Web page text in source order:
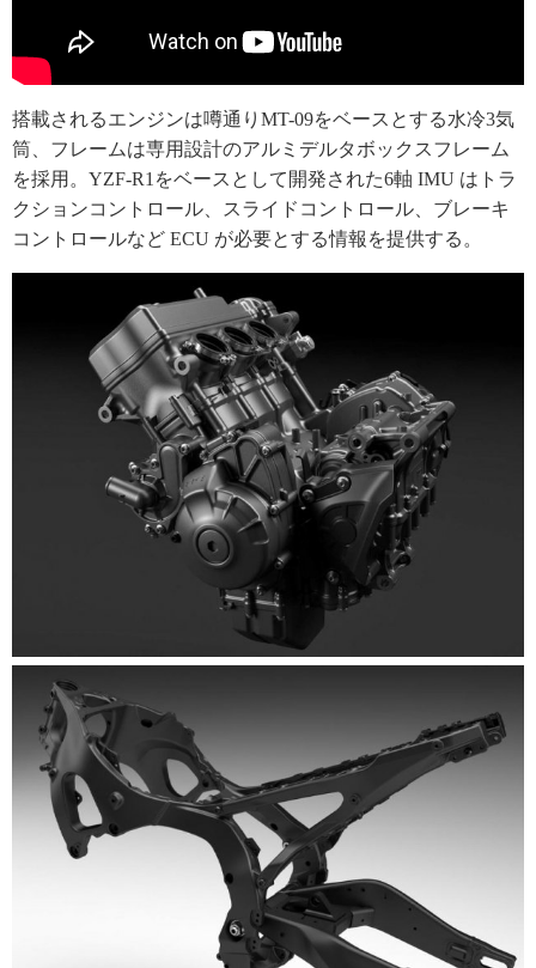
搭載されるエンジンは噂通りMT-09をベースとする水冷3気
筒、フレームは専用設計のアルミデルタボックスフレーム
を採用。YZF-R1をベースとして開発された6軸 IMU はトラ
クションコントロール、スライドコントロール、ブレーキ
コントロールなど ECU が必要とする情報を提供する。